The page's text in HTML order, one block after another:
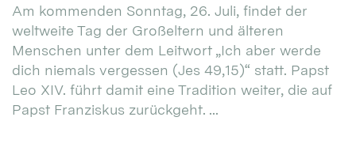
Am kommenden Sonntag, 26. Juli, findet der
weltweite Tag der Großeltern und älteren
Menschen unter dem Leitwort „Ich aber werde
dich niemals vergessen (Jes 49,15)“ statt. Papst
Leo XIV. führt damit eine Tradition weiter, die auf
Papst Franziskus zurückgeht. ...